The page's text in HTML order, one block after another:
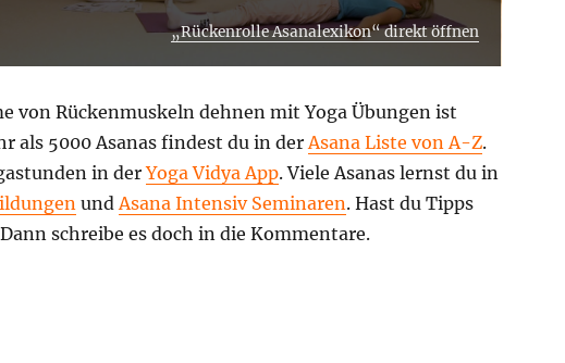
„Rückenrolle Asanalexikon“ direkt öffnen
von Rückenmuskeln dehnen mit Yoga Übungen ist
als 5000 Asanas findest du in der Asana Liste von A-Z.
in derYoga Vidya App. Viele Asanas lernst du in
und Asana Intensiv Seminaren. Hast du Tipps
schreibe es doch in die Kommentare.